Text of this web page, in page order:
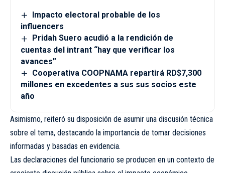
Impacto electoral probable de los
influencers
Pridah Suero acudió a la rendición de
cuentas del intrant “hay que verificar los
avances”
Cooperativa COOPNAMA repartirá RD$7,300
millones en excedentes a sus sus socios este
año
Asimismo, reiteró su disposición de asumir una discusión técnica
sobre el tema, destacando la importancia de tomar decisiones
informadas y basadas en evidencia.
Las declaraciones del funcionario se producen en un contexto de